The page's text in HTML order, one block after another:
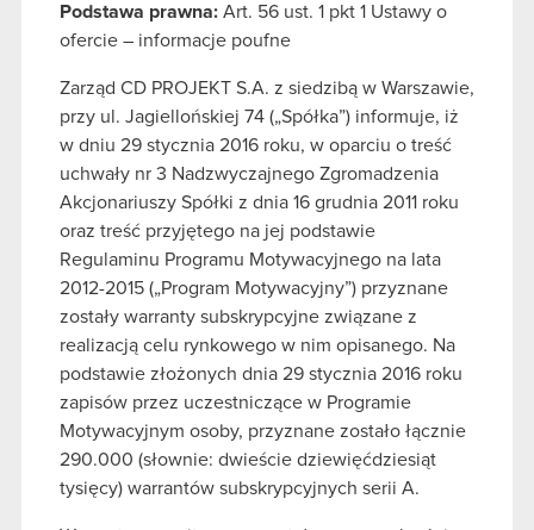
Podstawa prawna: Art. 56 ust. 1 pkt 1 Ustawy o
ofercie – informacje poufne
Zarząd CD PROJEKT S.A. z siedzibą w Warszawie,
przy ul. Jagiellońskiej 74 („Spółka”) informuje, iż
w dniu 29 stycznia 2016 roku, w oparciu o treść
uchwały nr 3 Nadzwyczajnego Zgromadzenia
Akcjonariuszy Spółki z dnia 16 grudnia 2011 roku
oraz treść przyjętego na jej podstawie
Regulaminu Programu Motywacyjnego na lata
2012-2015 („Program Motywacyjny”) przyznane
zostały warranty subskrypcyjne związane z
realizacją celu rynkowego w nim opisanego. Na
podstawie złożonych dnia 29 stycznia 2016 roku
zapisów przez uczestniczące w Programie
Motywacyjnym osoby, przyznane zostało łącznie
290.000 (słownie: dwieście dziewięćdziesiąt
tysięcy) warrantów subskrypcyjnych serii A.